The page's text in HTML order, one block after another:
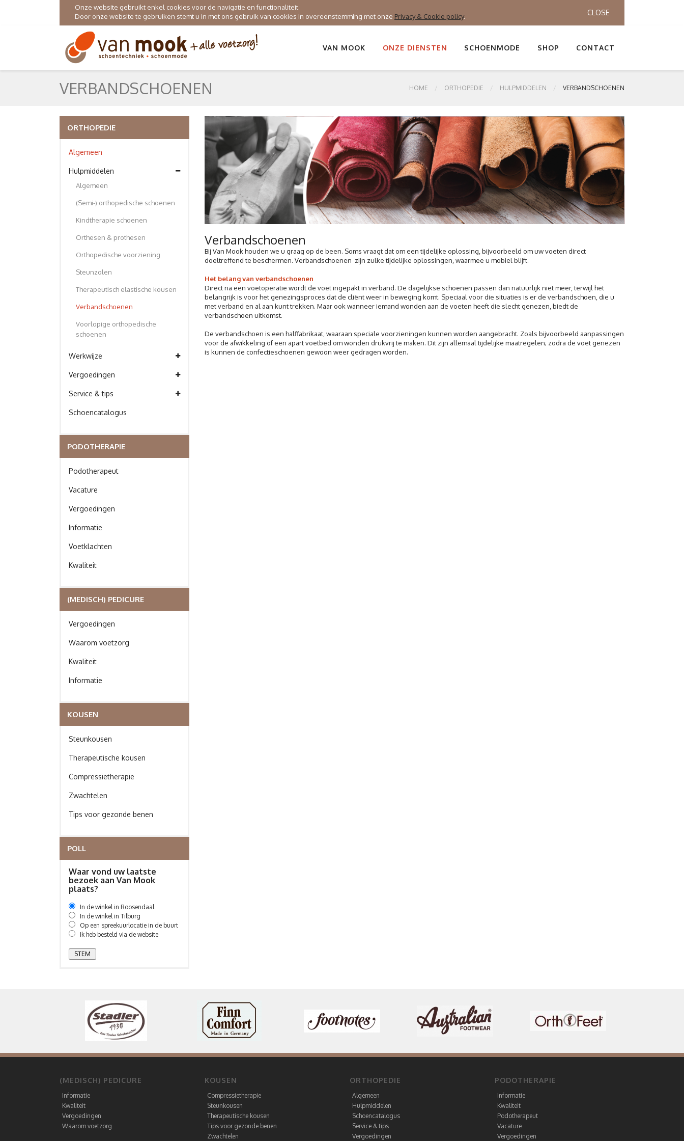
CLOSE
Onze website gebruikt enkel cookies voor de navigatie en functionaliteit.
Door onze website te gebruiken stemt u in met ons gebruik van cookies in overeenstemming met onze Privacy & Cookie policy.
VAN MOOK ONZE DIENSTEN SCHOENMODE SHOP CONTACT
VERBANDSCHOENEN HOME ORTHOPEDIE HULPMIDDELEN VERBANDSCHOENEN
Verbandschoenen
Bij Van Mook houden we u graag op de been. Soms vraagt dat om een tijdelijke oplossing, bijvoorbeeld om uw voeten direct
doeltreffend te beschermen. Verbandschoenen zijn zulke tijdelijke oplossingen, waarmee u mobiel blijft.
Het belang van verbandschoenen
Direct na een voetoperatie wordt de voet ingepakt in verband. De dagelijkse schoenen passen dan natuurlijk niet meer, terwijl het
belangrijk is voor het genezingsproces dat de cliënt weer in beweging komt. Speciaal voor die situaties is er de verbandschoen, die u
met verband en al aan kunt trekken. Maar ook wanneer iemand wonden aan de voeten heeft die slecht genezen, biedt de
verbandschoen uitkomst.
De verbandschoen is een halffabrikaat, waaraan speciale voorzieningen kunnen worden aangebracht. Zoals bijvoorbeeld aanpassingen
voor de afwikkeling of een apart voetbed om wonden drukvrij te maken. Dit zijn allemaal tijdelijke maatregelen; zodra de voet genezen
is kunnen de confectieschoenen gewoon weer gedragen worden.
ORTHOPEDIE
Algemeen
Hulpmiddelen
Algemeen
(Semi-) orthopedische schoenen
Kindtherapie schoenen
Orthesen & prothesen
Orthopedische voorziening
Steunzolen
Therapeutisch elastische kousen
Verbandschoenen
Voorlopige orthopedische
schoenen
Werkwijze
Vergoedingen
Service & tips
Schoencatalogus
PODOTHERAPIE
Podotherapeut
Vacature
Vergoedingen
Informatie
Voetklachten
Kwaliteit
(MEDISCH) PEDICURE
Vergoedingen
Waarom voetzorg
Kwaliteit
Informatie
KOUSEN
Steunkousen
Therapeutische kousen
Compressietherapie
Zwachtelen
Tips voor gezonde benen
POLL
Waar vond uw laatste
bezoek aan Van Mook
plaats?
In de winkel in Roosendaal
In de winkel in Tilburg
Op een spreekuurlocatie in de buurt
Ik heb besteld via de website
(MEDISCH) PEDICURE
Informatie
Kwaliteit
Vergoedingen
Waarom voetzorg
KOUSEN
Compressietherapie
Steunkousen
Therapeutische kousen
Tips voor gezonde benen
Zwachtelen
ORTHOPEDIE
Algemeen
Hulpmiddelen
Schoencatalogus
Service & tips
Vergoedingen
PODOTHERAPIE
Informatie
Kwaliteit
Podotherapeut
Vacature
Vergoedingen